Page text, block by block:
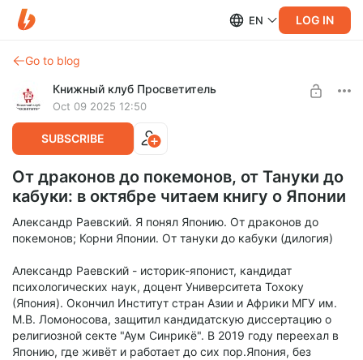
EN LOG IN
Go to blog
Книжный клуб Просветитель
Oct 09 2025 12:50
SUBSCRIBE
От драконов до покемонов, от Тануки до
кабуки: в октябре читаем книгу о Японии
Александр Раевский. Я понял Японию. От драконов до
покемонов; Корни Японии. От тануки до кабуки (дилогия)
Александр Раевский - историк-японист, кандидат
психологических наук, доцент Университета Тохоку
(Япония). Окончил Институт стран Азии и Африки МГУ им.
М.В. Ломоносова, защитил кандидатскую диссертацию о
религиозной секте "Аум Синрикё". В 2019 году переехал в
Японию, где живёт и работает до сих пор.Япония, без